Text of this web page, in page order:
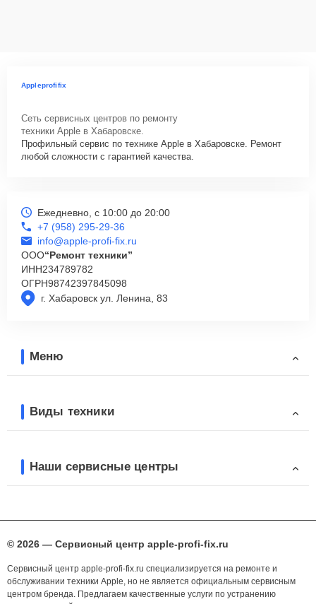
Appleprofifix
Сеть сервисных центров по ремонту
техники Apple в Хабаровске.
Профильный сервис по технике Apple в Хабаровске. Ремонт
любой сложности с гарантией качества.
г. Хабаровск ул. Ленина, 83
Ежедневно, с 10:00 до 20:00
+7 (958) 295-29-36
info@apple-profi-fix.ru
ООО“Ремонт техники”
ИНН234789782
ОГРН98742397845098
Меню
Виды техники
Наши сервисные центры
© 2026 — Сервисный центр apple-profi-fix.ru
Сервисный центр apple-profi-fix.ru специализируется на ремонте и
обслуживании техники Apple, но не является официальным сервисным
центром бренда. Предлагаем качественные услуги по устранению